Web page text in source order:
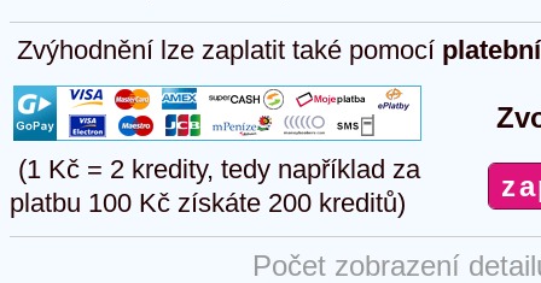
Zvýhodnění lze zaplatit také pomocí
(1 Kč = 2 kredity, tedy například za
platbu 100 Kč získáte 200 kreditů)
Počet zobrazení